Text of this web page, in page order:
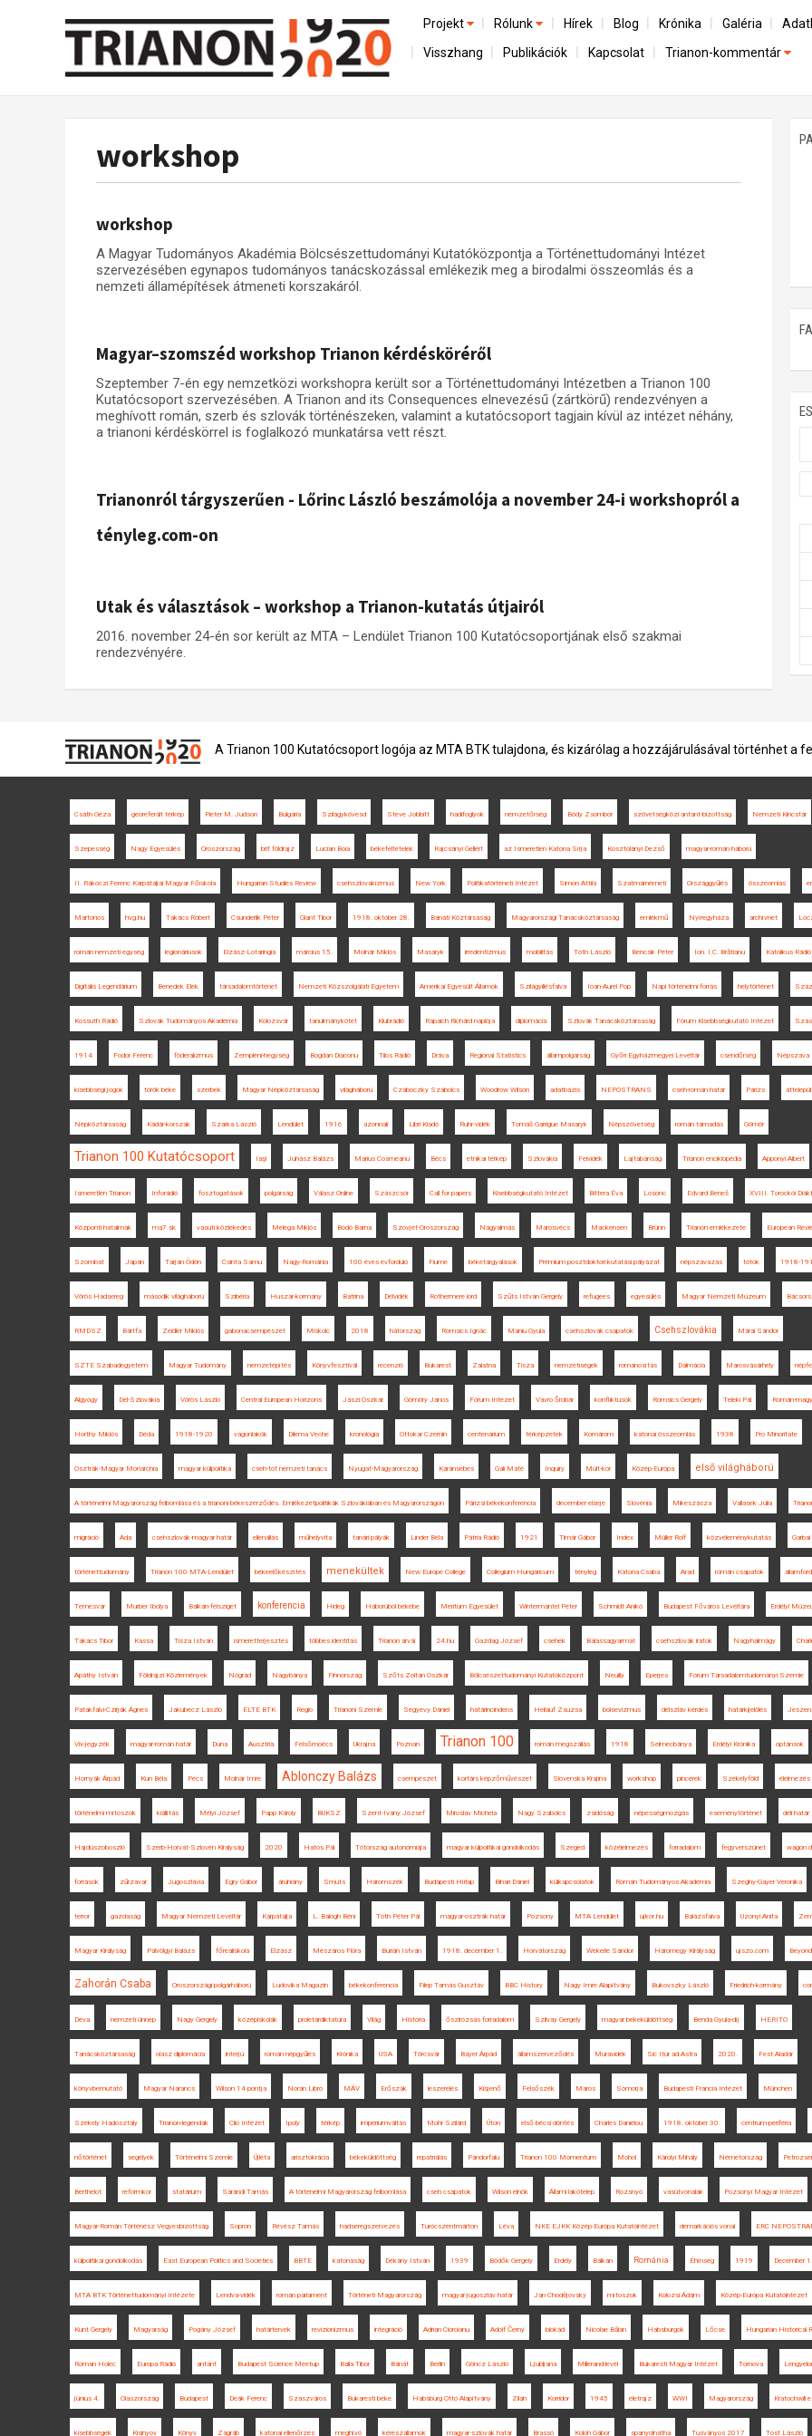
Projekt
Előzmények
Az összeomlás és a magyar társadalom
Utókor és emlékezet
Rólunk
A kutatócsoport működéséről
Hírek Blog Krónika Galéria
Visszhang Publikációk Kapcsolat Trianon-kommentár
workshop
workshop
A Magyar Tudományos Akadémia Bölcsészettudományi Kutatóközpontja a Történettudományi Intézet
szervezésében egynapos tudományos tanácskozással emlékezik meg a birodalmi összeomlás és a
nemzeti államépítések átmeneti korszakáról.
Magyar–szomszéd workshop Trianon kérdésköréről
Szeptember 7-én egy nemzetközi workshopra került sor a Történettudományi Intézetben a Trianon 100
Kutatócsoport szervezésében. A Trianon and its Consequences elnevezésű (zártkörű) rendezvényen a
meghívott román, szerb és szlovák történészeken, valamint a kutatócsoport tagjain kívül az intézet néhány,
a trianoni kérdéskörrel is foglalkozó munkatársa vett részt.
Trianonról tárgyszerűen - Lőrinc László beszámolója a november 24-i workshopról a
tényleg.com-on
Utak és választások – workshop a Trianon-kutatás útjairól
2016. november 24-én sor került az MTA – Lendület Trianon 100 Kutatócsoportjának első szakmai
rendezvényére.
A Trianon 100 Kutatócsoport logója az MTA BTK tulajdona, és kizárólag a hozzájárulásával történhet a
Csáth Géza georeferált térkép Pieter M. Judson Bulgária Szilágykövesd Steve Jobbitt hadifoglyok nemzetőrség Bódy Zsombor szövetségközi antant-bizottság Nemzeti Kincstár
Szepesség Nagy Egyesülés Oroszország brit földrajz Lucian Boia békefeltételek Rajcsányi Gellért az Ismeretlen Katona Sírja Kosztolányi Dezső magyar-román háború
II. Rákóczi Ferenc Kárpátaljai Magyar Főiskola Hungarian Studies Review csehszlovakizmus New York Politikatörténeti Intézet Simon Attila Szatmárnémeti Országgyűlés összeomlás
Martonos hvg.hu Takács Róbert Csunderlik Péter Glant Tibor 1918. október 28. Bánáti Köztársaság Magyarországi Tanácsköztársaság emlékmű Nyíregyháza archívnet
román nemzeti egység legionáriusok Elzász-Lotaringia március 15. Molnár Miklós Masaryk irredentizmus mobilitás Tóth László Bencsik Péter Ion. I.C. Brătianu Katolikus Rádió
Digitális Legendárium Benedek Elek társadalomtörténet Nemzeti Közszolgálati Egyetem Amerikai Egyesült Államok Szilágyillésfalva Ioan-Aurel Pop Napi történelmi forrás helytörténet
Kossuth Rádió Szlovák Tudományos Akadémia Kolozsvár tanulmánykötet Klubrádió Rapaich Richárd naplója diplomácia Szlovák Tanácsköztársaság Fórum Kisebbségkutató Intézet
1914 Fodor Ferenc föderalizmus Zempléni-hegység Bogdan Diaconu Tilos Rádió Dráva Regional Statistics állampolgárság Győri Egyházmegyei Levéltár csendőrség Népszava
kisebbségi jogok török béke szerbek Magyar Népköztársaság világháború Czáboczky Szabolcs Woodrow Wilson adatbázis NEPOSTRANS cseh-román határ Párizs
Népköztársaság Kádár-korszak Szarka László Lendület 1916 azonnali Libri Kiadó Ruhr-vidék Tomáš Garrigue Masaryk Népszövetség román támadás Gömör
Trianon 100 Kutatócsoport Iaşi Juhász Balázs Marius Cosmeanu Bécs etnikai térkép Szlovákia Felvidék Lajtabánság Trianon enciklopédia Apponyi Albert
Ismeretlen Trianon Inforádió fosztogatások polgárság Válasz Online Szászcsór Call for papers Kisebbségkutató Intézet Bittera Éva Losonc Edvard Beneš XVIII. Torockói
Központi hatalmak ma7.sk vasúti közlekedés Melega Miklós Bodó Barna Szovjet-Oroszország Nagyalmás Marosvécs Mackensen Brünn Trianon emlékezete European
Szombat Japán Tarján Ödön Csinta Samu Nagy-Románia 100 éves évforduló Fiume béketárgyalások Prémium posztdoktori kutatási pályázat népszavazás tótok 1918-
Vörös Hadsereg második világháború Szibéria Huszár-kormány Batrina Délvidék Rothermere lord Szűts István Gergely refugees egyesülés Magyar Nemzeti Múzeum
RMDSZ Bártfa Zeidler Miklós gabonacsempészet Miskolc 2018 hátország Romsics Ignác Maniu Gyula csehszlovák csapatok Csehszlovákia Márai Sándor
SZTE Szabadegyetem Magyar Tudomány nemzetépítés Könyvfesztivál recenzió Bukarest Zalatna Tisza nemzetiségek románosítás Dalmácia Marosvásárhely
Algyógy Dél-Szlovákia Vörös László Central European Horizons Jászi Oszkár Gömöry János Fórum Intézet Vavro Šrobár konfliktusok Romsics Gergely Teleki Pál Román-
Horthy Miklós Déda 1918-1920 vagonlakók Dilema Veche kronológia Ottokar Czernin centenárium térképzetek Komárom katonai összeomlás 1938 Pro Minoritate
Osztrák-Magyar Monarchia magyar külpolitika cseh-tót nemzeti tanács Nyugat-Magyarország Karánsebes Gali Máté Inquiry Múlt-kor Közép-Európa első világháború
A történelmi Magyarország felbomlása és a trianoni békeszerződés. Emlékezetpolitikák Szlovákiában és Magyarországon Párizsi békekonferencia december elseje Slovenia Mikeszásza Vallasek Júlia
migráció Ada csehszlovák-magyar határ ellenállás műhelyvita tanári pályák Linder Béla Pátria Rádió 1921 Timár Gábor Index Müller Rolf közvéleménykutatás
történettudomány Trianon 100 MTA-Lendület békeelőkészítés menekültek New Europe College Collegium Hungaricum tényleg Katona Csaba Arad román csapatok
Temesvár Murber Ibolya Balkán-félsziget konferencia Hideg Háborúból békébe Meritum Egyesület Wintermantel Péter Schmidt Anikó Budapest Főváros Levéltára Erdélyi
Takács Tibor Kassa Tisza István ismeretterjesztés többes identitás Trianon árvái 24.hu Gazdag József csehek Balassagyarmat csehszlovák iratok Nagyhalmágy
Apáthy István Földrajzi Közlemények Nógrád Nagybánya Finnország Szőts Zoltán Oszkár Bölcsészettudományi Kutatóközpont Neuilly Eperjes Fórum Társadalomtudományi Szemle
Patakfalvi-Czirják Ágnes Jakubecz László ELTE BTK Regio Trianoni Szemle Segyevy Dániel határincindens Heilauf Zsuzsa bolsevizmus délszláv kérdés határkijelölés
Vix-jegyzék magyar-román határ Duna Ausztria Felsőmoécs Ukrajna Poznan Trianon 100 román megszállás 1918 Selmecbánya Erdélyi Krónika optánsok
Hornyák Árpád Kun Béla Pécs Molnár Imre Ablonczy Balázs csempészet kortárs képzőművészet Slovenska Krajina workshop pincérek Székelyföld élelmezés
történelmi mítoszok kiállítás Mélyi József Papp Károly BUKSZ Szent-Ivány József Miroslav Michela Nagy Szabolcs zsidóság népességmozgás eseménytörténet déli határ
Hajdúszoboszló Szerb-Horvát-Szlovén Királyság 2020 Hatos Pál Tótország autonómiája magyar külpolitikai gondolkodás Szeged közélelmezés forradalom fegyverszünet wagon
források zűrzavar Jugoszlávia Egry Gábor áruhiány Smuts Háromszék Budapesti Hírlap Bihari Dániel külkapcsolatok Román Tudományos Akadémia Szeghy-Gayer Veronika
terror gazdaság Magyar Nemzeti Levéltár Kárpátalja L. Balogh Béni Tóth Péter Pál magyar-osztrák határ Pozsony MTA Lendület ujkor.hu Balázsfalva Uzonyi Anita
Magyar Királyság Pálvölgyi Balázs főreáliskola Elzász Mészáros Flóra Burián István 1918. december 1. Horvátország Wekerle Sándor Háromegy Királyság ujszo.com
Zahorán Csaba Oroszországi polgárháború Ludovika Magazin békekonferencia Filep Tamás Gusztáv BBC History Nagy Imre Alapítvány Bukovszky László Friedrich-kormány
Déva nemzeti ünnep Nagy Gergely középiskolák proletárdiktatúra Világ História őszirózsás forradalom Szilvay Gergely magyar békeküldöttség Benda Gyula-díj HERITO
Tanácsköztársaság olasz diplomácia interjú román népgyűlés Krónika USA Törcsvár Bayer Árpád államszerveződés Muravidék Sic Itur ad Astra 2020. Fest Aladár
könyvbemutató Magyar Narancs Wilson 14 pontja Noran Libro MÁV Erőszak leszerelés Kisjenő Felsőszék Maros Somorja Budapesti Francia Intézet München
Székely Hadosztály Trianon-legendák Clio Intézet Ipoly térkép impériumváltás Mohr Szilárd Úton első bécsi döntés Charles Daniélou 1918. október 30. centrum-periféria
nőtörténet segélyek Történelmi Szemle Újléta arisztokrácia békeküldöttség repatriálás Pándorfalu Trianon 100 Momentum Mohol Károlyi Mihály Németország
Berthelot reformkor statárium Sárándi Tamás A történelmi Magyarország felbomlása cseh csapatok Wilson elnök Állami lakótelep Rozsnyó vasútvonalak Pozsonyi Magyar Intézet
Magyar-Román Történész Vegyesbizottság Sopron Révész Tamás hadseregszervezés Turócszentmárton Léva NKE EJKK Közép-Európa Kutatóintézet demarkációs vonal ERC
külpolitikai gondolkodás East European Politics and Societies BBTE katonaság Dékány István 1939 Bödők Gergely Erdély Balkán Románia Éhínség 1919 December 1
MTA BTK Történettudományi Intézete Lendva-vidék román parlament Történeti Magyarország magyar-jugoszláv határ Jan Chodějovský mítoszok Kolozsi Ádám Közép-Európa Kutatóintézet
Kunt Gergely Magyarság Pogány József határtervek revizionizmus integráció Adrian Cioroianu Adolf Černý blokád Nicolae Bălan Habsburgok Lőcse Hungarian Historical
Roman Holec Európa Rádió antant Budapest Science Meetup Balla Tibor Bánát Berlin Göncz László Ljubljana Millerand-levél Bukaresti Magyar Intézet Tornova
június 4. Olaszország Budapest Deák Ferenc Szászváros Bukaresti béke Habsburg Ottó Alapítvány Zilah Korridor 1945 életrajz WWI Magyarország Kratochwill
kisebbségek Kisinyov Könyv Zágráb katonai ellenőrzés meghívó kérészállamok magyar-szlovák határ Brassó Koloh Gábor spanyolnátha Tusványos 2017 Tost László